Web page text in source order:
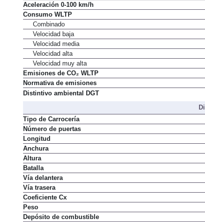
Aceleración 0-100 km/h
Consumo WLTP
Combinado
Velocidad baja
Velocidad media
Velocidad alta
Velocidad muy alta
Emisiones de CO₂ WLTP
Normativa de emisiones
Distintivo ambiental DGT
Tipo de Carrocería
Número de puertas
Longitud
Anchura
Altura
Batalla
Vía delantera
Vía trasera
Coeficiente Cx
Peso
Depósito de combustible